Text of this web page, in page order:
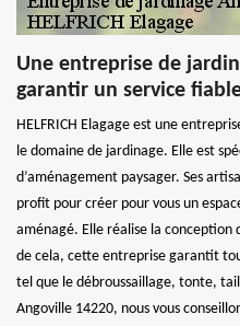
Une entreprise de
garantir un service
HELFRICH Elagage est une
le domaine de jardinage. Elle est
d’aménagement paysager. Ses
profit pour créer pour vous un
aménagé. Elle réalise la conception
de cela, cette entreprise garantit
tel que le débroussaillage, tonte,
Angoville 14220, nous vous